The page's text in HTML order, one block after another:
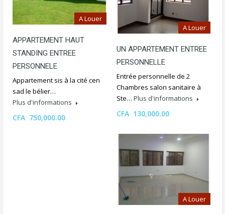
A Louer
APPARTEMENT HAUT
STANDING ENTREE
PERSONNELE
Appartement sis à la cité cen
sad le bélier…
Plus d'informations
CFA 750,000.00
A Louer
UN APPARTEMENT ENTREE
PERSONNELLE
Entrée personnelle de 2
Chambres salon sanitaire à
Ste… Plus d'informations
CFA 130,000.00
A Louer